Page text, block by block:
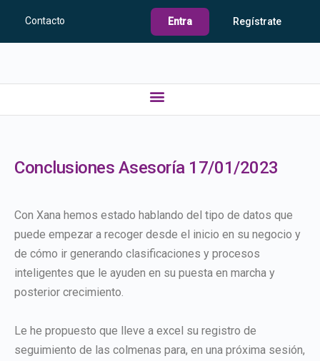
Contacto Entra Regístrate
Conclusiones Asesoría 17/01/2023
Con Xana hemos estado hablando del tipo de datos que
puede empezar a recoger desde el inicio en su negocio y
de cómo ir generando clasificaciones y procesos
inteligentes que le ayuden en su puesta en marcha y
posterior crecimiento.
Le he propuesto que lleve a excel su registro de
seguimiento de las colmenas para, en una próxima sesión,